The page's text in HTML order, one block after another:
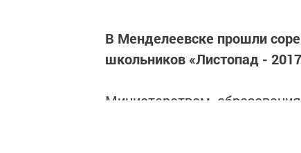
В Менделеевске прошли
школьников «Листопад -
Министерством